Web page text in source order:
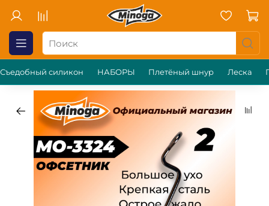
Съедобный силикон НАБОРЫ Плетёный шнур Леска